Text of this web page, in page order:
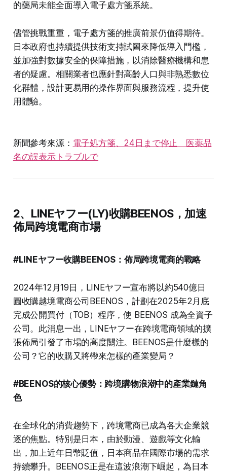
的藥局未能全面導入電子處方箋系統。
儘管挑戰重重，電子處方箋的推廣前景仍值得期待。
日本政府也持續提供技術支持試圖來降低導入門檻，
並加強對數據安全的保障措施，以消除醫療機構和患
者的疑慮。相關業者也應針對高齡人口與非熟悉數位
化群體，設計更易用的操作界面與服務流程，提升使
用體驗。
新聞參考來源： 電子処方箋、24日まで停止 医薬品
名の誤表示トラブルで
2、LINEヤフー(LY)收購BEENOS，加速
佈局跨境電商市場
#LINEヤフー收購BEENOS：佈局跨境電商的戰略
2024年12月19日，LINEヤフー宣布將以約540億日
圓收購越境電商公司BEENOS，計劃在2025年2月底
完成公開買付（TOB）程序，使 BEENOS 成為全資子
公司。此消息一出，LINEヤフー在跨境電商領域的擴
張佈局引發了市場的高度關注。BEENOS是什麼樣的
公司？它的收購又將帶來怎樣的產業變局？
#BEENOS的核心優勢：跨境購物浪潮中的產業鏈角
色
在全球化的消費趨勢下，跨境電商已成為各大企業競
逐的焦點。特別是日本，由於動漫、遊戲等文化輸
出，加上近年日幣貶值，日本商品在國際市場的需求
持續攀升。BEENOS正是在這波浪潮下崛起，為日本